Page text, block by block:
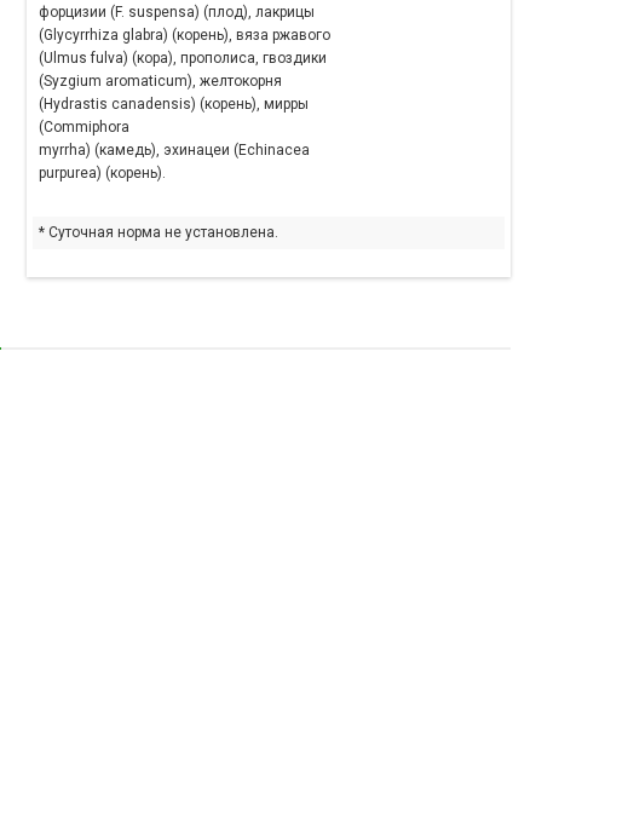
форцизии (F. suspensa) (плод), лакрицы
(Glycyrrhiza glabra) (корень), вяза ржавого
(Ulmus fulva) (кора), прополиса, гвоздики
(Syzgium aromaticum), желтокорня
(Hydrastis canadensis) (корень), мирры
(Commiphora
myrrha) (камедь), эхинацеи (Echinacea
purpurea) (корень).
* Суточная норма не установлена.